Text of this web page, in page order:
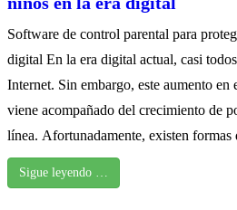
Software de control parental para
digital En la era digital actual, casi
Internet. Sin embargo, este aumento en
viene acompañado del crecimiento de
línea. Afortunadamente, existen formas
Sigue leyendo …